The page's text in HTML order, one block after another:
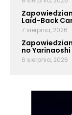
Laid-Back
7 sierpnia, 2026
no
6 sierpnia, 2026